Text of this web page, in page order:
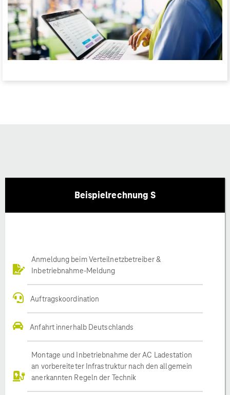
Beispielrechnung S
Anmeldung beim Verteilnetzbetreiber &
Inbetriebnahme-Meldung
Auftragskoordination
Anfahrt innerhalb Deutschlands
Montage und Inbetriebnahme der AC Ladestation
an vorbereiteter Infrastruktur nach den allgemein
anerkannten Regeln der Technik